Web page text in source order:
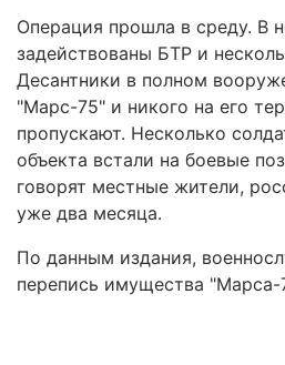
Операция прошла в среду. В
задействованы БТР и
Десантники в полном
"Марс-75" и никого на его
пропускают. Несколько
объекта встали на боевые
говорят местные жители,
уже два месяца.
По данным издания,
перепись имущества "Марса-